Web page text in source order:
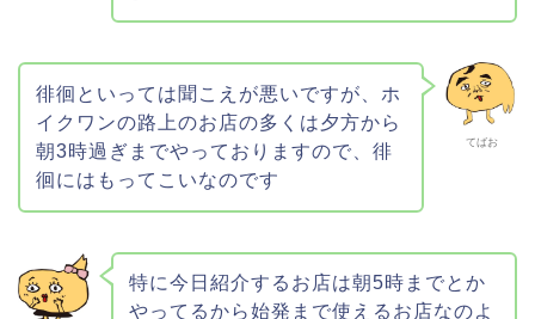
てばお
徘徊といっては聞こえが悪いですが、ホ
イクワンの路上のお店の多くは夕方から
朝3時過ぎまでやっておりますので、徘
徊にはもってこいなのです
特に今日紹介するお店は朝5時までとか
やってるから始発まで使えるお店なのよ